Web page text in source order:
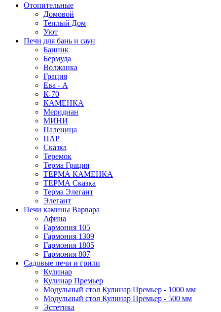
Отопительные
Домовой
Теплый Дом
Уют
Печи для бань и саун
Банник
Бермуда
Волжанка
Грация
Ева - А
К-70
КАМЕНКА
Меридиан
МИНИ
Паленица
ПАР
Сказка
Теремок
Терма Грация
ТЕРМА КАМЕНКА
ТЕРМА Сказка
Терма Элегант
Элегант
Печи камины Варвара
Афина
Гармония 105
Гармония 1309
Гармония 1805
Гармония 807
Садовые печи и грили
Кулинар
Кулинар Премьер
Модульный стол Кулинар Премьер - 1000 мм
Модульный стол Кулинар Премьер - 500 мм
Эстетика